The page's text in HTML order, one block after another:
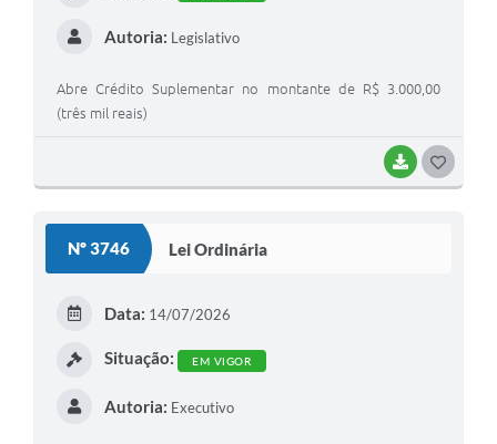
BAIXAR
Autoria: Legislativo
Abre Crédito Suplementar no montante de R$ 3.000,00
(três mil reais)
Nº 3746 Lei Ordinária
Data: 14/07/2026
Situação: EM VIGOR
Autoria: Executivo